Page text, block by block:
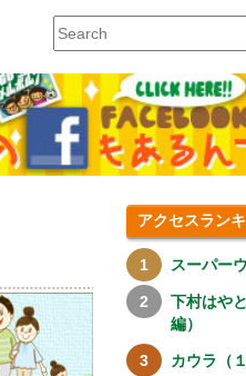
アクセスラン
スーパー
下村はや
編）
カウラ（１